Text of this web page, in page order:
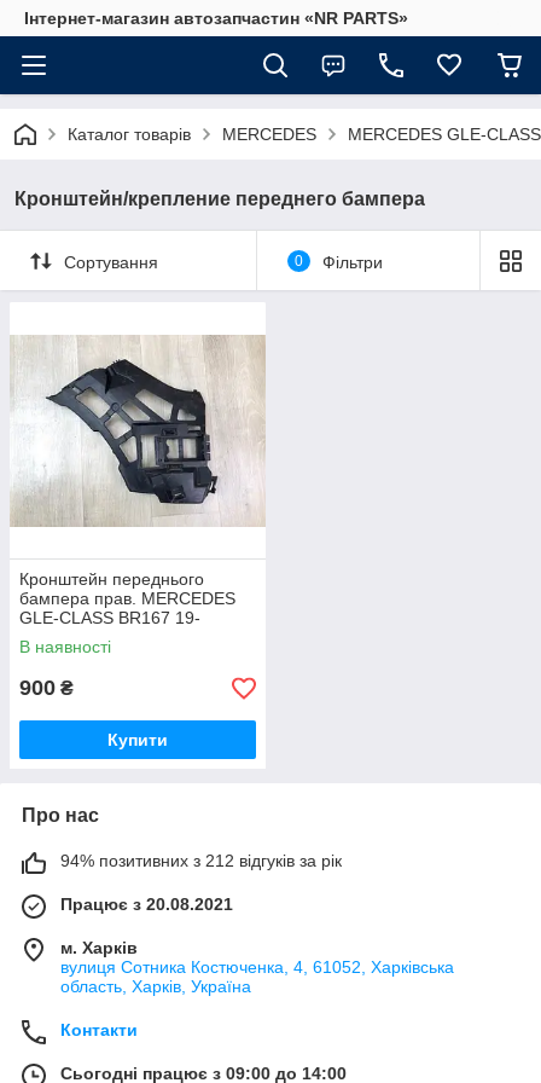
Інтернет-магазин автозапчастин «NR PARTS»
Каталог товарів MERCEDES MERCEDES GLE-
Кронштейн/крепление переднего бампера
Сортування 0 Фільтри
Кронштейн переднього
бампера прав. MERCEDES
GLE-CLASS BR167 19-
A1678858602
В наявності
900 ₴
Купити
Про нас
94% позитивних з 212 відгуків за рік
Працює з 20.08.2021
м. Харків
вулиця Сотника Костюченка, 4, 61052, Харківська
область, Харків, Україна
Контакти
Сьогодні працює з 09:00 до 14:00